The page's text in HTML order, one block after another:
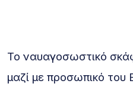
Το ναυαγοσωστικό
μαζί με προσωπικό